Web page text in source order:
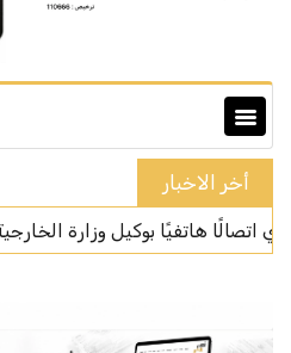
أخر الاخبار
بوكيل وزارة الخارجية